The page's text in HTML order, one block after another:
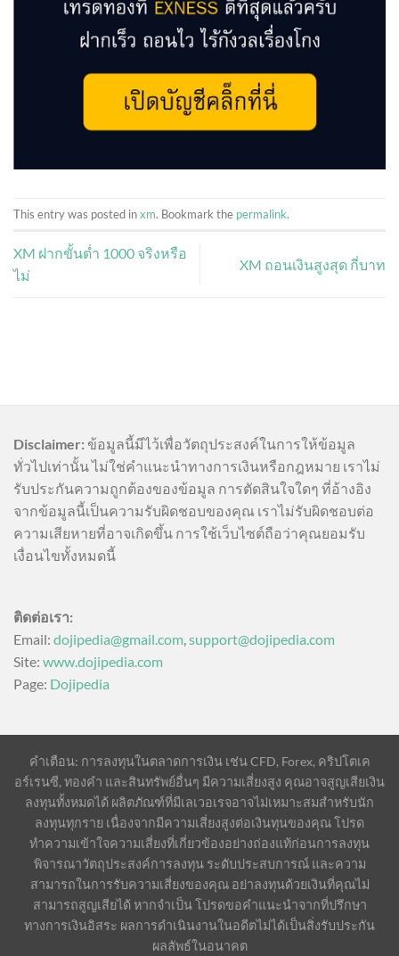
This entry was posted inxm. Bookmark the permalink.
XM ฝากขั้นต่ำ 1000 จริงหรือ
ไม่
XM ถอนเงินสูงสุด กี่บาท
Disclaimer: ข้อมูลนี้มีไว้เพื่อวัตถุประสงค์ในการให้ข้อมูล
ทั่วไปเท่านั้น ไม่ใช่คำแนะนำทางการเงินหรือกฎหมาย เราไม่
รับประกันความถูกต้องของข้อมูล การตัดสินใจใดๆ ที่อ้างอิง
จากข้อมูลนี้เป็นความรับผิดชอบของคุณ เราไม่รับผิดชอบต่อ
ความเสียหายที่อาจเกิดขึ้น การใช้เว็บไซต์ถือว่าคุณยอมรับ
เงื่อนไขทั้งหมดนี้
ติดต่อเรา:
Email: dojipedia@gmail.com,support@dojipedia.com
Site: www.dojipedia.com
Page: Dojipedia
คำเตือน: การลงทุนในตลาดการเงิน เช่น CFD, Forex, คริปโตเค
อร์เรนซี, ทองคำ และสินทรัพย์อื่นๆ มีความเสี่ยงสูง คุณอาจสูญเสียเงิน
ลงทุนทั้งหมดได้ ผลิตภัณฑ์ที่มีเลเวอเรจอาจไม่เหมาะสมสำหรับนัก
ลงทุนทุกราย เนื่องจากมีความเสี่ยงสูงต่อเงินทุนของคุณ โปรด
ทำความเข้าใจความเสี่ยงที่เกี่ยวข้องอย่างถ่องแท้ก่อนการลงทุน
พิจารณาวัตถุประสงค์การลงทุน ระดับประสบการณ์ และความ
สามารถในการรับความเสี่ยงของคุณ อย่าลงทุนด้วยเงินที่คุณไม่
สามารถสูญเสียได้ หากจำเป็น โปรดขอคำแนะนำจากที่ปรึกษา
ทางการเงินอิสระ ผลการดำเนินงานในอดีตไม่ได้เป็นสิ่งรับประกัน
ผลลัพธ์ในอนาคต